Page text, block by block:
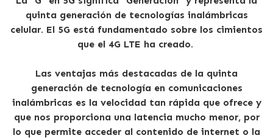
quinta generación de tecnologías inalámbricas
celular. El 5G está fundamentado sobre los cimientos
que el 4G LTE ha creado.
Las ventajas más destacadas de la quinta
generación de tecnología en comunicaciones
inalámbricas es la velocidad tan rápida que ofrece y
que nos proporciona una latencia mucho menor, por
lo que permite acceder al contenido de internet o la